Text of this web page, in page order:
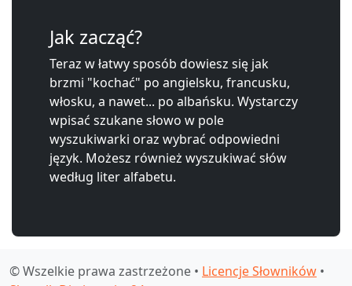
Jak zacząć?
Teraz w łatwy sposób dowiesz się jak
brzmi "kochać" po angielsku, francusku,
włosku, a nawet... po albańsku. Wystarczy
wpisać szukane słowo w pole
wyszukiwarki oraz wybrać odpowiedni
język. Możesz również wyszukiwać słów
według liter alfabetu.
© Wszelkie prawa zastrzeżone • Licencje Słowników •